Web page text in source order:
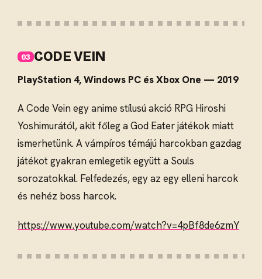
CODE VEIN
PlayStation 4, Windows PC és Xbox One — 2019
A Code Vein egy anime stílusú akció RPG Hiroshi
Yoshimurától, akit főleg a God Eater játékok miatt
ismerhetünk. A vámpíros témájú harcokban gazdag
játékot gyakran emlegetik együtt a Souls
sorozatokkal. Felfedezés, egy az egy elleni harcok
és nehéz boss harcok.
https://www.youtube.com/watch?v=4pBf8de6zmY